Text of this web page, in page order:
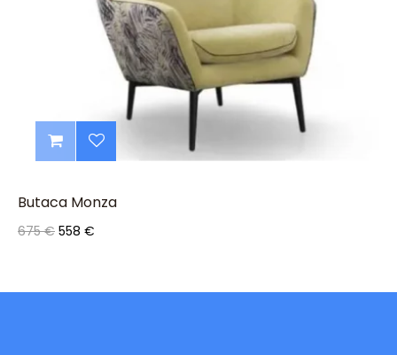
Butaca Monza
Precio
675 € Precio
558 €